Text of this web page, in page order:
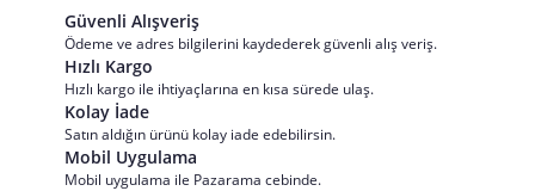
Güvenli Alışveriş
Ödeme ve adres bilgilerini kaydederek güvenli alış veriş.
Hızlı Kargo
Hızlı kargo ile ihtiyaçlarına en kısa sürede ulaş.
Kolay İade
Satın aldığın ürünü kolay iade edebilirsin.
Mobil Uygulama
Mobil uygulama ile Pazarama cebinde.